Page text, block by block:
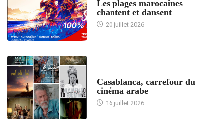
Les plages marocaines
chantent et dansent
20 juillet 2026
Casablanca, carrefour du
cinéma arabe
16 juillet 2026